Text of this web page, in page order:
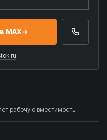
MAX→
рабочую вместимость.